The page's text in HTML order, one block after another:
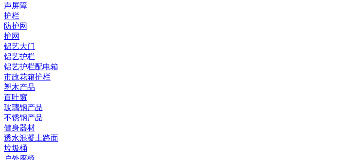
声屏障
护栏
防护网
护网
铝艺大门
铝艺护栏
铝艺护栏配电箱
市政花箱护栏
塑木产品
百叶窗
玻璃钢产品
不锈钢产品
健身器材
透水混凝土路面
垃圾桶
户外座椅